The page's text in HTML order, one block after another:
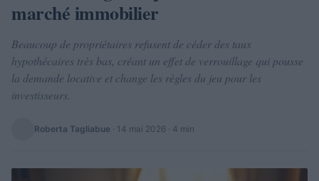
marché immobilier
Beaucoup de propriétaires refusent de céder des taux
hypothécaires très bas, créant un effet de verrouillage qui pousse
la demande locative et change les règles du jeu pour les
investisseurs.
Roberta Tagliabue · 14 mai 2026 · 4 min